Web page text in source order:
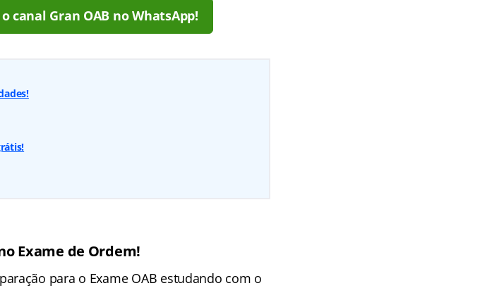
canal Gran OAB no WhatsApp!
Exame de Ordem!
para o Exame OAB estudando com o